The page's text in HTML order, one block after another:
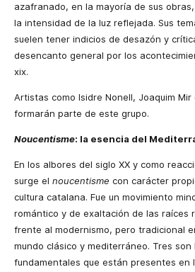
azafranado, en la mayoría de sus
la intensidad de la luz reflejada. Sus
suelen tener indicios de desazón y
desencanto general por los
xix.
Artistas como Isidre Nonell, Joaquim Mir
formarán parte de este grupo.
Noucentisme: la esencia del
En los albores del siglo XX y como
surge el noucentisme con carácter
cultura catalana. Fue un movimiento
romántico y de exaltación de las raíces
frente al modernismo, pero tradicional
mundo clásico y mediterráneo. Tres son
fundamentales que están presentes en